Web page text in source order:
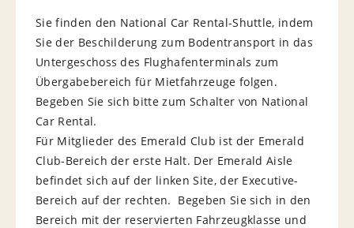
Sie finden den National Car Rental-Shuttle, indem
Sie der Beschilderung zum Bodentransport in das
Untergeschoss des Flughafenterminals zum
Übergabebereich für Mietfahrzeuge folgen.
Begeben Sie sich bitte zum Schalter von National
Car Rental.
Für Mitglieder des Emerald Club ist der Emerald
Club-Bereich der erste Halt. Der Emerald Aisle
befindet sich auf der linken Site, der Executive-
Bereich auf der rechten. Begeben Sie sich in den
Bereich mit der reservierten Fahrzeugklasse und